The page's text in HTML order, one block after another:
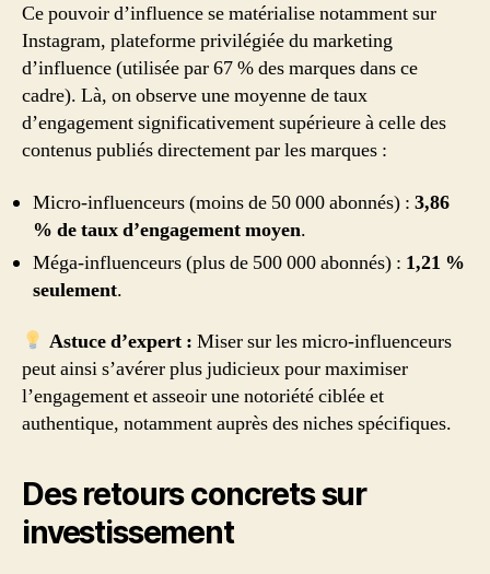
Ce pouvoir d’influence se matérialise notamment sur
Instagram, plateforme privilégiée du marketing
d’influence (utilisée par 67 % des marques dans ce
cadre). Là, on observe une moyenne de taux
d’engagement significativement supérieure à celle des
contenus publiés directement par les marques :
Micro-influenceurs (moins de 50 000 abonnés) : 3,86
% de taux d’engagement moyen.
Méga-influenceurs (plus de 500 000 abonnés) : 1,21 %
seulement.
Astuce d’expert : Miser sur les micro-influenceurs
peut ainsi s’avérer plus judicieux pour maximiser
l’engagement et asseoir une notoriété ciblée et
authentique, notamment auprès des niches spécifiques.
Des retours concrets sur
investissement